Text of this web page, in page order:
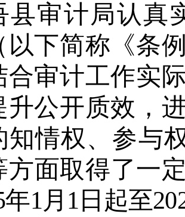
县审计局认真
以下简称《条
合审计工作实
升公开质效 ，
知情权、参与
方面取得了一
年1月1日起至